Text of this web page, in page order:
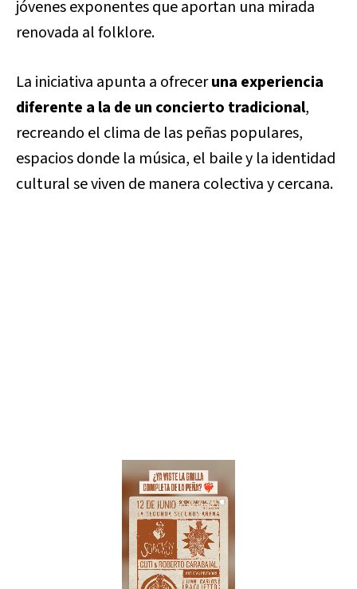
jóvenes exponentes que aportan una mirada
renovada al folklore.
La iniciativa apunta a ofreceruna experiencia
diferente a la de un concierto tradicional,
recreando el clima de las peñas populares,
espacios donde la música, el baile y la identidad
cultural se viven de manera colectiva y cercana.